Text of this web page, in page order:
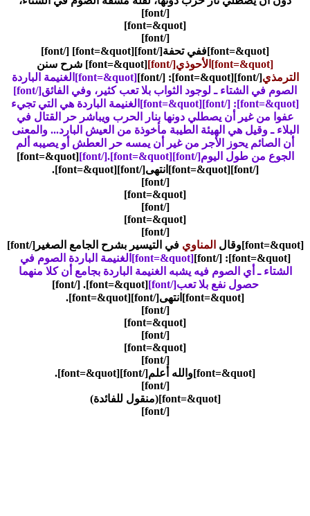
[/font]
[font=&quot]
[/font]
[font=&quot]ففي تحفة[/font]
[font=&quot] [/font]
[font=&quot]الأحوذي[/font]
[font=&quot] شرح سنن
الترمذي[/font]
[font=&quot]: [/font]
[font=&quot]الغنيمة الباردة
الصوم في الشتاء ـ لوجود الثواب بلا تعب كثير، وفي الفائق[/font]
[font=&quot]: [/font]
[font=&quot]الغنيمة الباردة هي التي تجيء
عفوا من غير أن يصطلي دونها بنار الحرب ويباشر حر القتال في
البلاء ـ وقيل هي الهيئة الطيبة مأخوذة من العيش البارد... والمعنى
أن الصائم يحوز الأجر من غير أن يمسه حر العطش أو يصيبه ألم
الجوع من طول اليوم[/font]
[font=&quot].[/font]
[font=&quot]
[/font]
[font=&quot]انتهى[/font]
[font=&quot].
[/font]
[font=&quot]
[/font]
[font=&quot]
[/font]
[font=&quot]وقال
المناوي في التيسير بشرح الجامع الصغير[/font]
[font=&quot]: [/font]
[font=&quot]الغنيمة الباردة الصوم في
الشتاء ـ أي الصوم فيه يشبه الغنيمة الباردة بجامع أن كلا منهما
حصول نفع بلا تعب[/font]
[font=&quot]. [/font]
[font=&quot]انتهى[/font]
[font=&quot].
[/font]
[font=&quot]
[/font]
[font=&quot]
[/font]
[font=&quot]والله أعلم[/font]
[font=&quot].
[/font]
[font=&quot](منقول للفائدة)
[/font]